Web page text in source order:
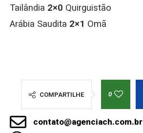
Tailândia 2×0 Quirguistão
Arábia Saudita 2×1 Omã
COMPARTILHE 0
contato@agenciach.com.br